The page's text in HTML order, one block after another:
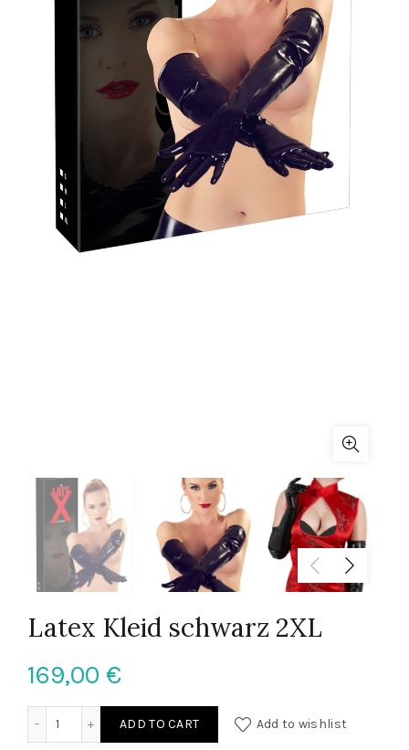
Latex Kleid schwarz 2XL
169,00 €
Latex Kleid schwarz 2XL quantity
ADD TO CART Add to wishlist